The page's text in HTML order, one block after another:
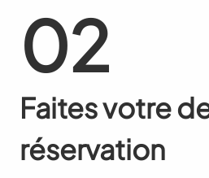
02
Faites votre
réservation